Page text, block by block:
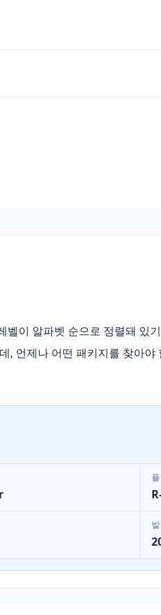
이 알파벳 순으로 정렬돼 있
, 언제나 어떤 패키지를 찾아